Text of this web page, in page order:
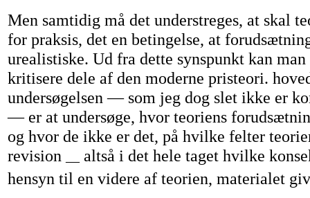
Men samtidig må det understreges, at skal
for praksis, det en betingelse, at
urealistiske. Ud fra dette synspunkt kan
kritisere dele af den moderne pristeori.
undersøgelsen — som jeg dog slet ikke er
— er at undersøge, hvor teoriens
og hvor de ikke er det, på hvilke felter
revision — altså i det hele taget hvilke
hensyn til en videre af teorien, materialet